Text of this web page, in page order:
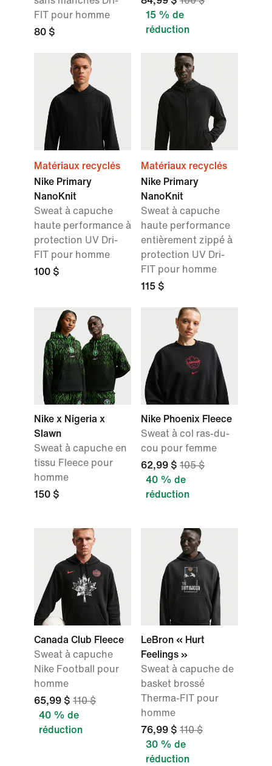
FIT pour homme
80 $
15 % de
réduction
Matériaux recyclés
Nike Primary
NanoKnit
Sweat à capuche
haute performance à
protection UV Dri-
FIT pour homme
100 $
Matériaux recyclés
Nike Primary
NanoKnit
Sweat à capuche
haute performance
entièrement zippé à
protection UV Dri-
FIT pour homme
115 $
Nike x Nigeria x
Slawn
Sweat à capuche en
tissu Fleece pour
homme
150 $
Nike Phoenix Fleece
Sweat à col ras-du-
cou pour femme
62,99 $ 105 $
40 % de
réduction
Canada Club Fleece
Sweat à capuche
Nike Football pour
homme
65,99 $ 110 $
40 % de
réduction
LeBron « Hurt
Feelings »
Sweat à capuche de
basket brossé
Therma-FIT pour
homme
76,99 $ 110 $
30 % de
réduction